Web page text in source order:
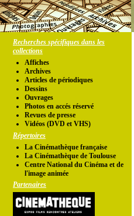
Recherches spécifiques dans les
collections
Affiches
Archives
Articles de périodiques
Dessins
Ouvrages
Photos en accés réservé
Revues de presse
Vidéos (DVD et VHS)
Répertoires
La Cinémathèque française
La Cinémathèque de Toulouse
Centre National du Cinéma et de
l'image animée
Partenaires